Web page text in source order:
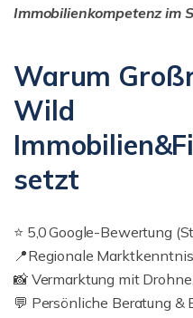
Immobilienkompetenz im
Warum
Wild
setzt
⭐ 5,0 Google-Bewertung
📍Regionale
📸 Vermarktung mit
💬 Persönliche Beratung &